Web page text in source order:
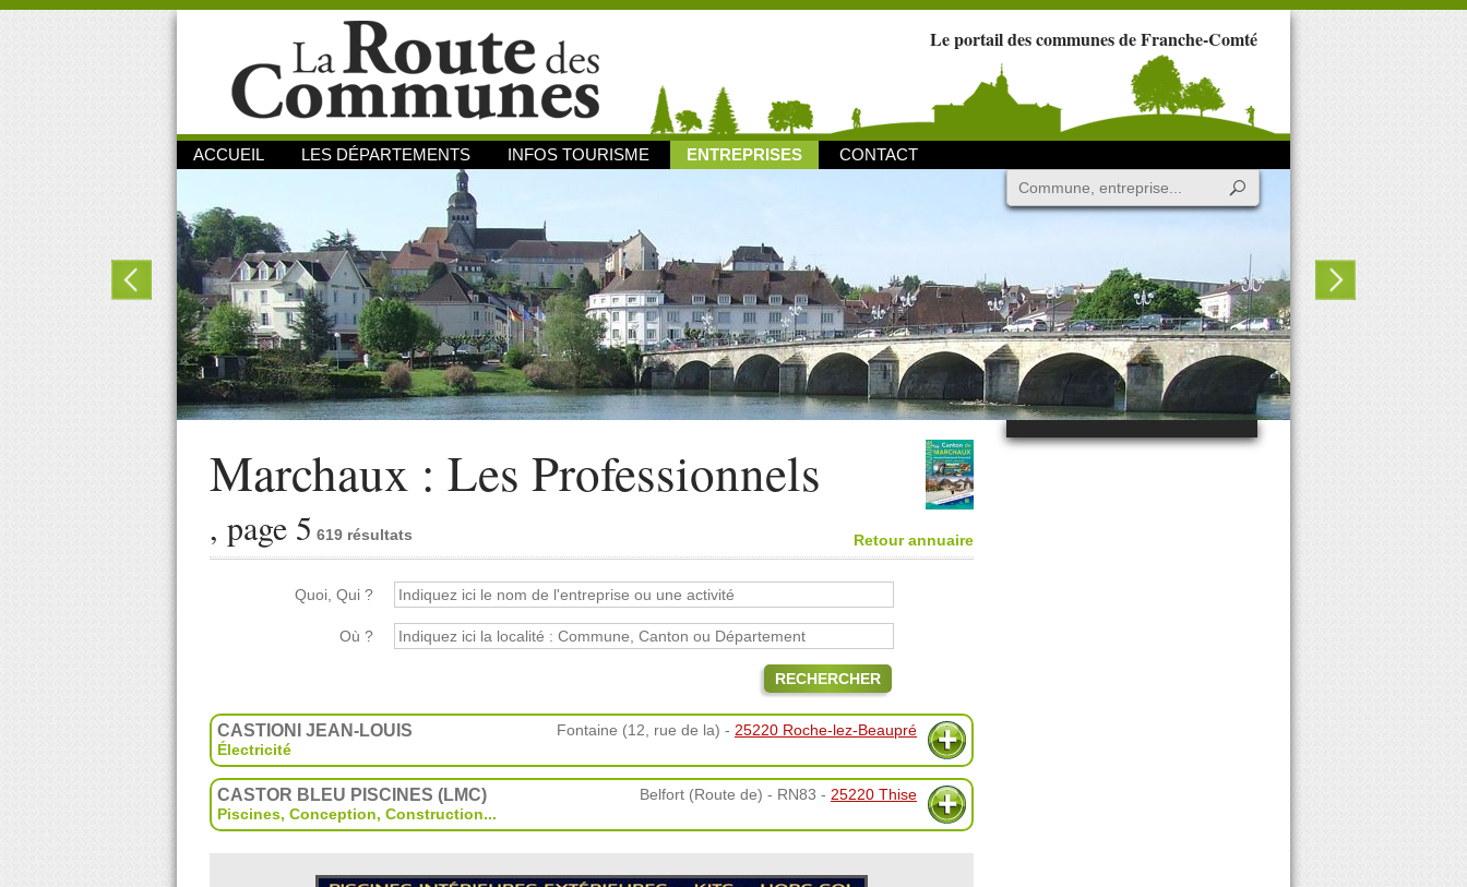
Le portail des communes de Franche-Comté
ACCUEIL LES DÉPARTEMENTS INFOS TOURISME ENTREPRISES CONTACT
Marchaux : Les Professionnels
, page 5 619 résultats Retour annuaire
Quoi, Qui ?
Où ?
RECHERCHER
CASTIONI JEAN-LOUIS Fontaine (12, rue de la) - 25220 Roche-lez-Beaupré
Électricité
CASTOR BLEU PISCINES (LMC) Belfort (Route de) - RN83 - 25220 Thise
Piscines, Conception, Construction...